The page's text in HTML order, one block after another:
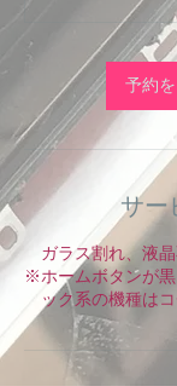
分
予約
サー
ガラス割れ、液
※ホームボタンが
ック系の機種は